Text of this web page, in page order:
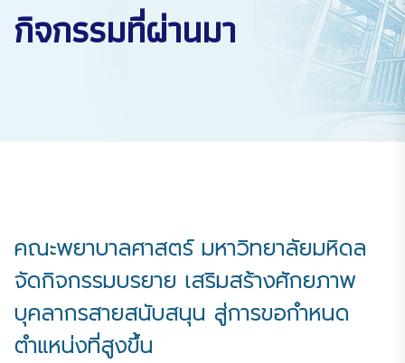
กิจกรรมที่ผ่านมา
คณะพยาบาลศาสตร์ มหาวิทยาลัยมหิดล
จัดกิจกรรมบรยาย เสริมสร้างศักยภาพ
บุคลากรสายสนับสนุน สู่การขอกำหนด
ตำแหน่งที่สูงขึ้น